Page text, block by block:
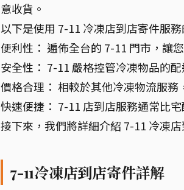
意收貨。
以下是使用 7-11 冷凍店到店寄件服務
便利性： 遍佈全台的 7-11 門市，讓
安全性： 7-11 嚴格控管冷凍物品的
價格合理： 相較於其他冷凍物流服
快速便捷： 7-11 店到店服務通常比
接下來，我們將詳細介紹 7-11 冷凍
7-11冷凍店到店寄件詳解